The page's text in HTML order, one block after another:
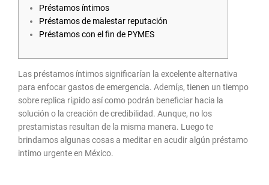
Préstamos íntimos
Préstamos de malestar reputación
Préstamos con el fin de PYMES
Las préstamos íntimos significarían la excelente alternativa
para enfocar gastos de emergencia. Ademí¡s, tienen un tiempo
sobre replica rí¡pido así­ como podrán beneficiar hacia la
solución o la creación de credibilidad. Aunque, no los
prestamistas resultan de la misma manera. Luego te
brindamos algunas cosas a meditar en acudir algún préstamo
intimo urgente en México.